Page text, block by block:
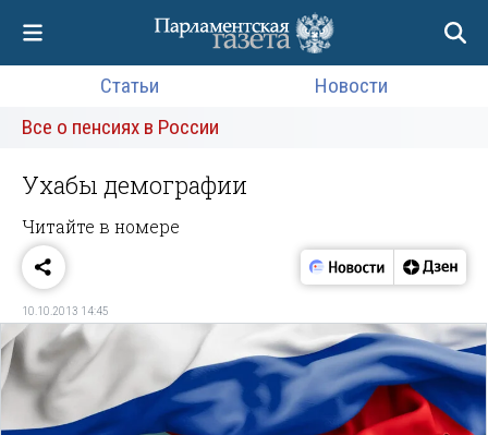
Статьи
Новости
Все о пенсиях в России
Ухабы демографии
Читайте в номере
10.10.2013 14:45